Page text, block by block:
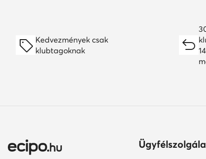
Kedvezmények csak
klubtagoknak